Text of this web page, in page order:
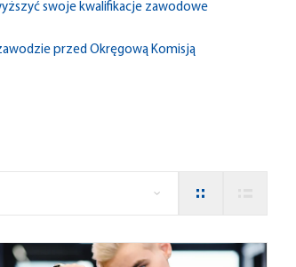
swoje kwalifikacje zawodowe
przed Okręgową Komisją